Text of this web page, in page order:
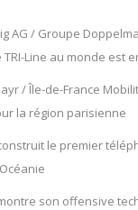
AG / Groupe
Line au monde est
/ Île-de-France
la région parisienne
construit le premier
montre son offensive